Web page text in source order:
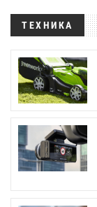
ТЕХНИКА